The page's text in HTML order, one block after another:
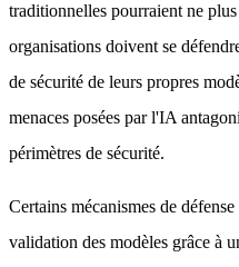
traditionnelles pourraient ne
organisations doivent se
de sécurité de leurs propres
menaces posées par l'IA
périmètres de sécurité.
Certains mécanismes de
validation des modèles grâce à